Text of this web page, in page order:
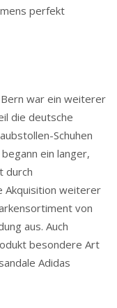
perfekt
war ein weiterer
die deutsche
Schuhen
ein langer,
durch
Akquisition weiterer
von
aus. Auch
besondere Art
Adidas